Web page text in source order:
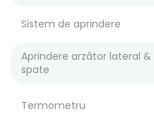
Sistem de aprindere
Aprindere arzător lateral &
spate
Termometru